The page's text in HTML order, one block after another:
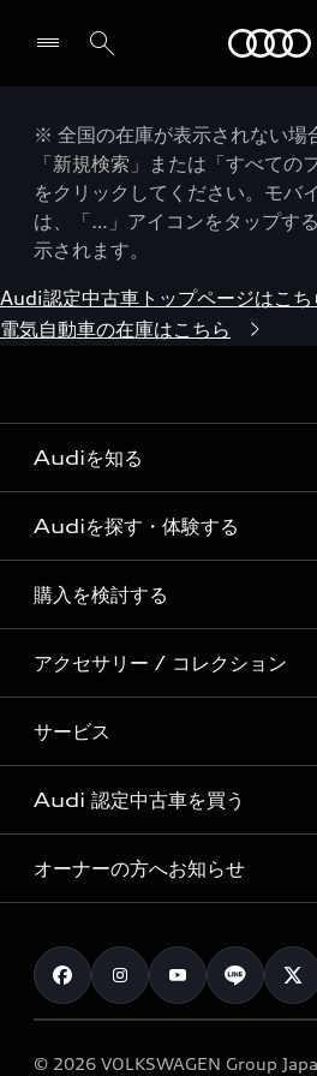
※ 全国の在庫が表示されない場
「新規検索」または「すべての
をクリックしてください。モバ
は、「…」アイコンをタップす
示されます。
Audi認定中古車トップページはこち
電気自動車の在庫はこちら
Audiを知る
Audi ブランド
Story of Progress
Audi Sport
Formula 1®
デジタルサービス
Audiを探す・体験する
ディーラー検索
新車在庫検索
試乗車・展示車検索
見積り依頼
試乗予約
購入を検討する
モデル一覧
特別仕様モデル / 限定モデル
e-tronラインアップ
価格シミュレーション
車両比較
カタログ一覧
アクセサリー / コレクション
純正アクセサリー
オンラインショップ
Audi collection
アウディナビアプリ
サービス
サービス入庫予約
サービスプログラム
メンテナンス
車検 / 定期点検
e-tronアフターサポート
Audi 認定中古車を買う
Audi認定中古車
クオリティ
保証
メンテナンス
オーナーの方へお知らせ
お知らせ
オーナー様向けキャンペーン
© 2026 VOLKSWAGEN Group